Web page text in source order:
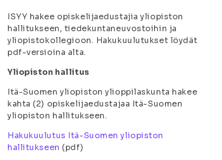
ISYY hakee opiskelijaedustajia yliopiston
hallitukseen, tiedekuntaneuvostoihin ja
yliopistokollegioon. Hakukuulutukset löydät
pdf-versioina alta.
Yliopiston hallitus
Itä-Suomen yliopiston ylioppilaskunta hakee
kahta (2) opiskelijaedustajaa Itä-Suomen
yliopiston hallitukseen.
Hakukuulutus Itä-Suomen yliopiston
hallitukseen (pdf)